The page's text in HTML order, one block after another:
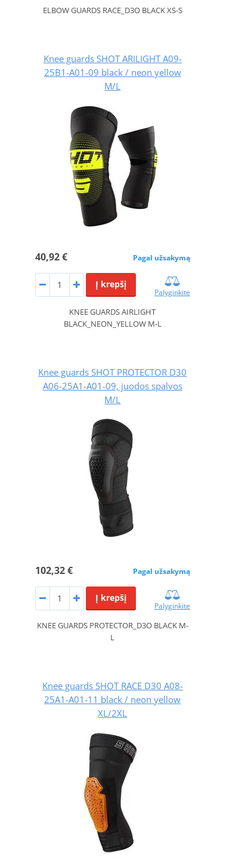
ELBOW GUARDS RACE_D3O BLACK XS-S
Knee guards SHOT ARILIGHT A09-
25B1-A01-09 black / neon yellow
M/L
40,92 € Pagal užsakymą
Į krepšį
Palyginkite
KNEE GUARDS AIRLIGHT
BLACK_NEON_YELLOW M-L
Knee guards SHOT PROTECTOR D30
A06-25A1-A01-09, juodos spalvos
M/L
102,32 € Pagal užsakymą
Į krepšį
Palyginkite
KNEE GUARDS PROTECTOR_D3O BLACK M-
L
Knee guards SHOT RACE D30 A08-
25A1-A01-11 black / neon yellow
XL/2XL